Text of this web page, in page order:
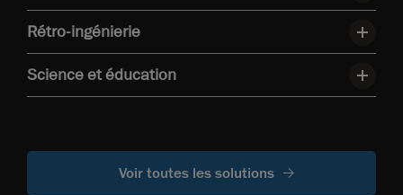
Rétro-ingénierie
Science et éducation
Voir toutes les solutions